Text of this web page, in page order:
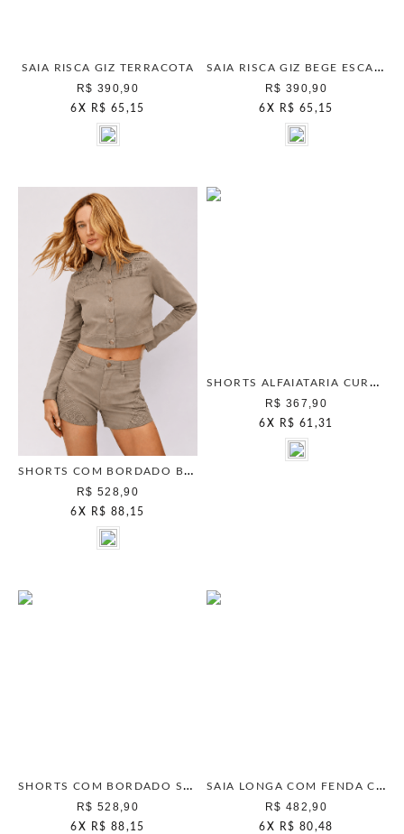
SAIA RISCA GIZ TERRACOTA
R$ 390,90
6 X R$ 65,15
SAIA RISCA GIZ BEGE ESCANDINAVO
R$ 390,90
6 X R$ 65,15
SHORTS COM BORDADO BEGE CLASSICO
R$ 528,90
6X R$ 88,15
SHORTS ALFAIATARIA CURTO CRANBERRY
R$ 367,90
6 X R$ 61,31
SHORTS COM BORDADO SEPIA
R$ 528,90
6X R$ 88,15
SAIA LONGA COM FENDA CRANBERRY
R$ 482,90
6X R$ 80,48